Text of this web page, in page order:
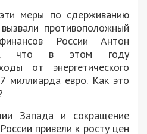
меры по сдерживанию
противоположный
России Антон
что в этом году
от энергетического
миллиарда евро. Как это
Запада и сокращение
привели к росту цен